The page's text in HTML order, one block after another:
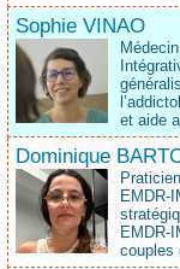
Sophie VINAO
et aide
Dominique
EMDR-
EMDR-
couples